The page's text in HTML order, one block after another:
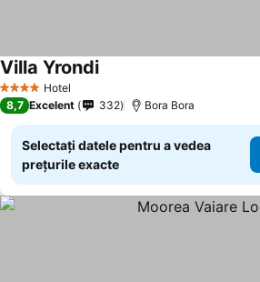
4 Stele Hotel
Villa Yrondi
8,7 Excelent 332 Bora Bora
Selectați datele pentru a vedea
prețurile exacte